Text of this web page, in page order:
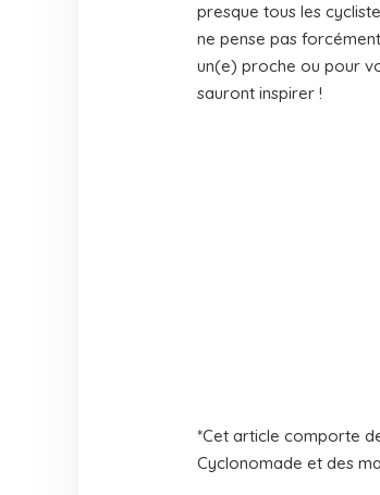
presque tous les
ne pense pas
un(e) proche ou pour
sauront inspirer !
*Cet article comporte
Cyclonomade et des